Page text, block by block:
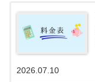
2026.07.10